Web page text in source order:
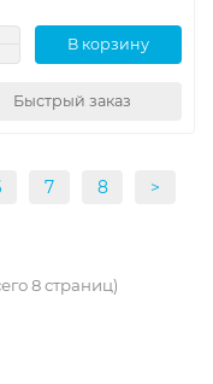
В корзину
Быстрый заказ
7 8 >
8 страниц)